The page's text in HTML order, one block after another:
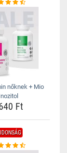
nőknek + Mio
Ft